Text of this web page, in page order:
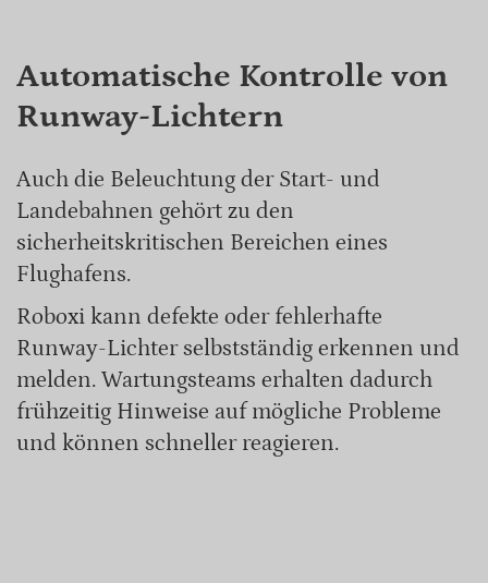
Automatische Kontrolle von
Runway-Lichtern
Auch die Beleuchtung der Start- und
Landebahnen gehört zu den
sicherheitskritischen Bereichen eines
Flughafens.
Roboxi kann defekte oder fehlerhafte
Runway-Lichter selbstständig erkennen und
melden. Wartungsteams erhalten dadurch
frühzeitig Hinweise auf mögliche Probleme
und können schneller reagieren.